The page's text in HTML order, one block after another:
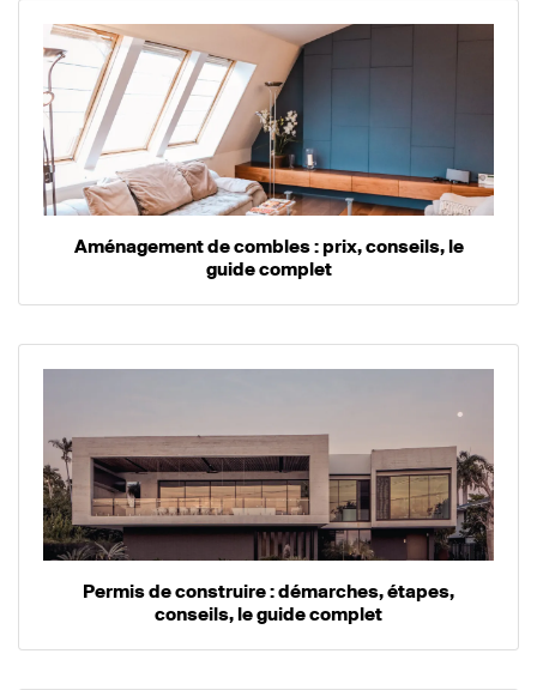
Aménagement de combles : prix, conseils, le
guide complet
Permis de construire : démarches, étapes,
conseils, le guide complet